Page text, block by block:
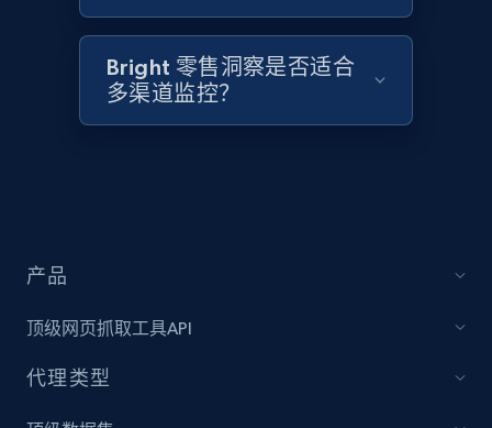
Home Depot US - Discover products by
specified UPC
URL, Domain, Country code, Model number,
Sku, Product id, Product name, Manufacturer,
and more.
specific category URL
Sku, Product id, Product name, Manufacturer,
Bright 零售洞察是否适合
多渠道监控？
产品
顶级网页抓取工具API
代理类型